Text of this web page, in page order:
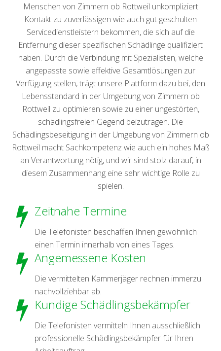
Menschen von Zimmern ob Rottweil unkompliziert
Kontakt zu zuverlässigen wie auch gut geschulten
Servicedienstleistern bekommen, die sich auf die
Entfernung dieser spezifischen Schädlinge qualifiziert
haben. Durch die Verbindung mit Spezialisten, welche
angepasste sowie effektive Gesamtlösungen zur
Verfügung stellen, trägt unsere Plattform dazu bei, den
Lebensstandard in der Umgebung von Zimmern ob
Rottweil zu optimieren sowie zu einer ungestörten,
schädlingsfreien Gegend beizutragen. Die
Schädlingsbeseitigung in der Umgebung von Zimmern ob
Rottweil macht Sachkompetenz wie auch ein hohes Maß
an Verantwortung nötig, und wir sind stolz darauf, in
diesem Zusammenhang eine sehr wichtige Rolle zu
spielen.
Zeitnahe Termine
Die Telefonisten beschaffen Ihnen gewöhnlich
einen Termin innerhalb von eines Tages.
Angemessene Kosten
Die vermittelten Kammerjäger rechnen immerzu
nachvollziehbar ab.
Kundige Schädlingsbekämpfer
Die Telefonisten vermitteln Ihnen ausschließlich
professionelle Schädlingsbekämpfer für Ihren